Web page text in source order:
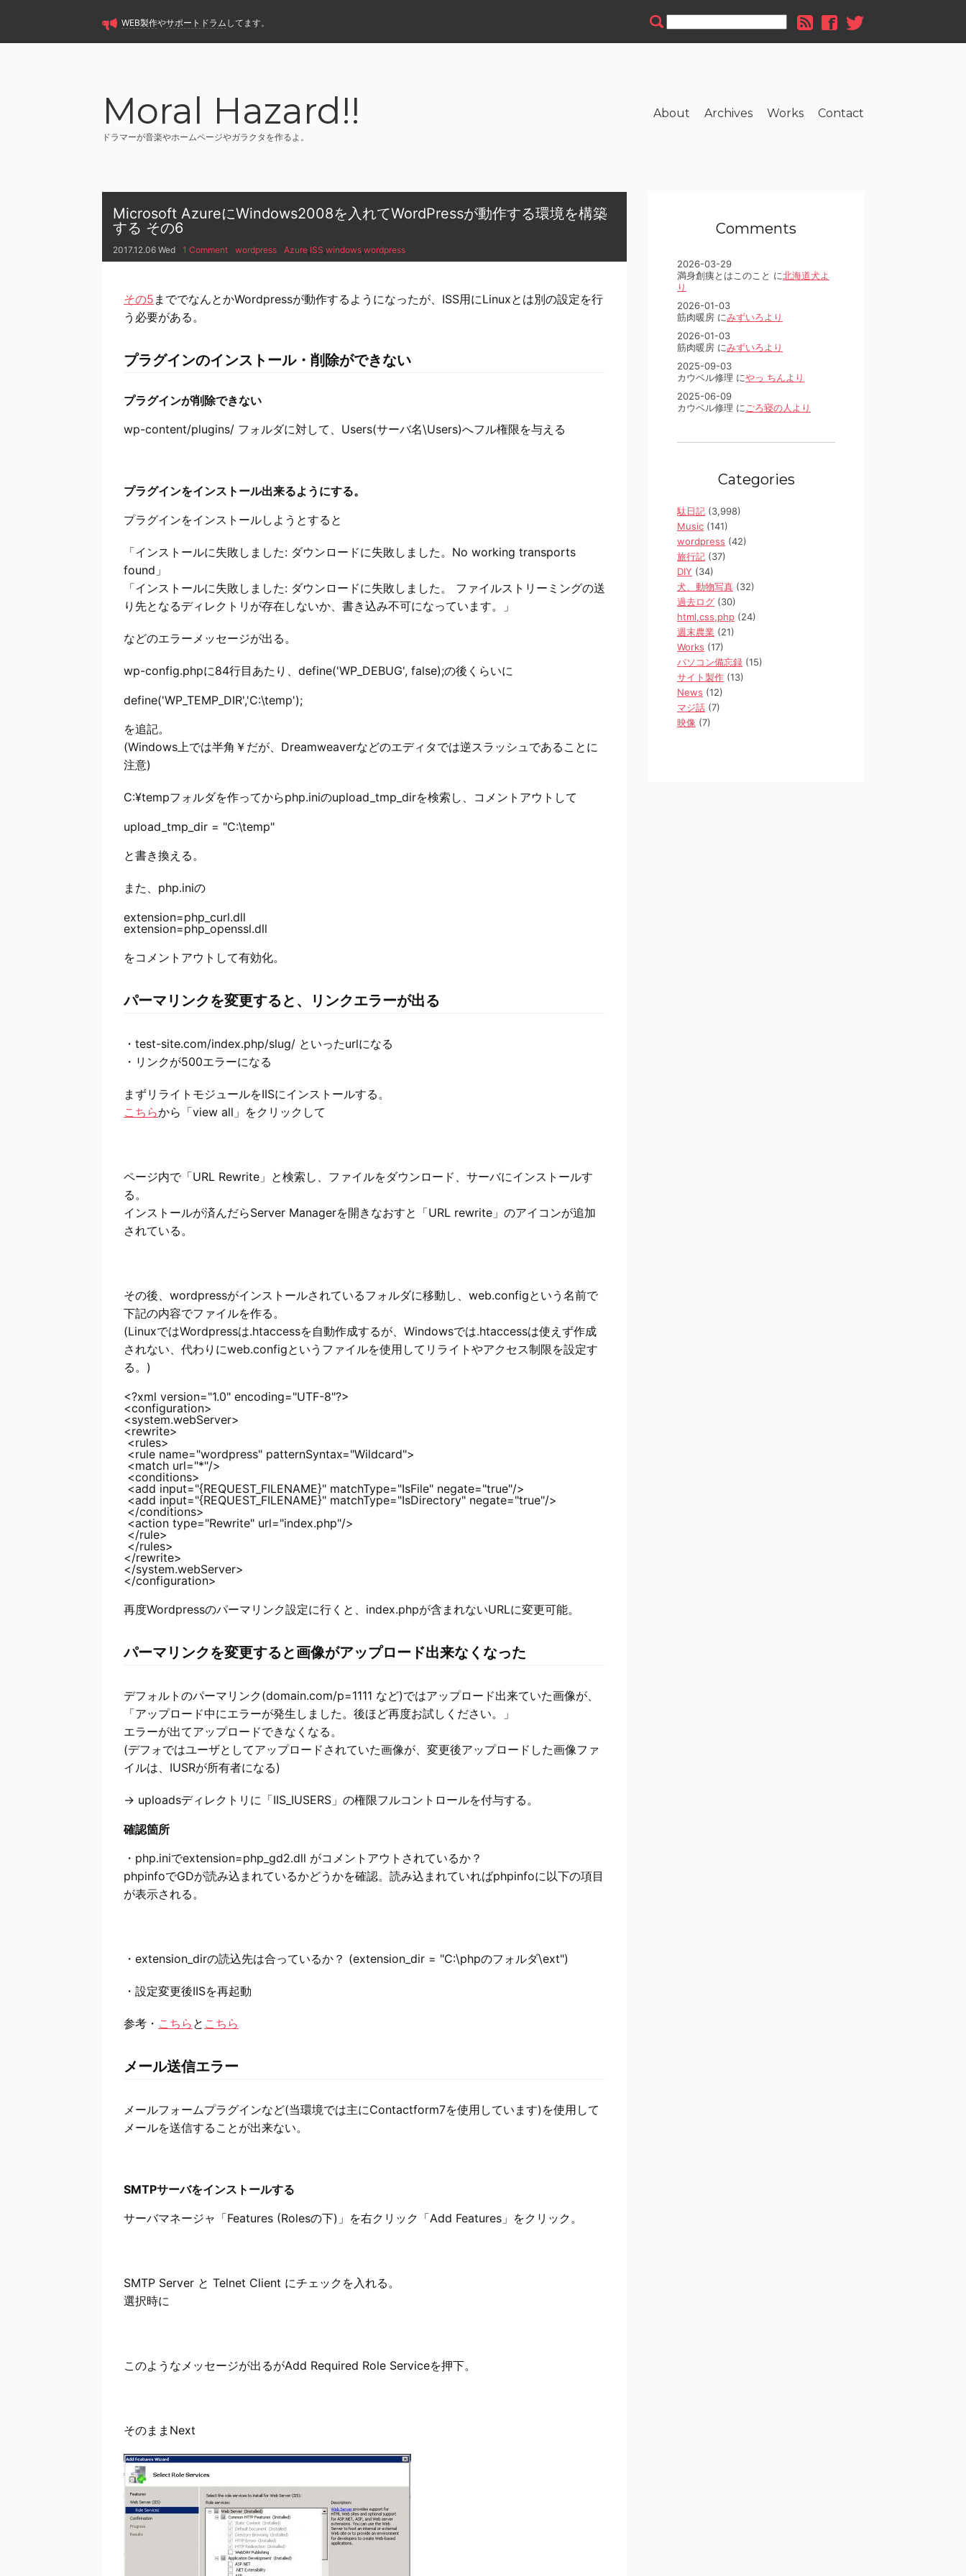
WEB製作やサポートドラム してます。
Moral Hazard!!
ドラマーが音楽やホームページやガラクタを作るよ。
About Archives Works Contact
Microsoft AzureにWindows2008を入れてWordPressが動作する環境を構築
する その6
2017.12.06 Wed 1 Comment wordpress Azure,ISS,windows,wordpress
その5 まででなんとかWordpressが動作するようになったが、ISS用にLinuxとは別の設定を行
う必要がある。
プラグインのインストール・削除ができない
プラグインが削除できない
wp-content/plugins/ フォルダに対して、Users(サーバ名\Users)へフル権限を与える
プラグインをインストール出来るようにする。
プラグインをインストールしようとすると
「インストールに失敗しました: ダウンロードに失敗しました。No working transports
found」
「インストールに失敗しました: ダウンロードに失敗しました。 ファイルストリーミングの送
り先となるディレクトリが存在しないか、書き込み不可になっています。」
などのエラーメッセージが出る。
wp-config.phpに84行目あたり、define('WP_DEBUG', false);の後くらいに
を追記。
(Windows上では半角￥だが、Dreamweaverなどのエディタでは逆スラッシュであることに
注意)
C:¥tempフォルダを作ってからphp.iniのupload_tmp_dirを検索し、コメントアウトして
と書き換える。
また、php.iniの
extension=php_curl.dll
をコメントアウトして有効化。
パーマリンクを変更すると、リンクエラーが出る
・test-site.com/index.php/slug/ といったurlになる
・リンクが500エラーになる
まずリライトモジュールをIISにインストールする。
こちらから「view all」をクリックして
ページ内で「URL Rewrite」と検索し、ファイルをダウンロード、サーバにインストールす
る。
インストールが済んだらServer Managerを開きなおすと「URL rewrite」のアイコンが追加
されている。
その後、wordpressがインストールされているフォルダに移動し、web.configという名前で
下記の内容でファイルを作る。
(LinuxではWordpressは.htaccessを自動作成するが、Windowsでは.htaccessは使えず作成
されない、代わりにweb.configというファイルを使用してリライトやアクセス制限を設定す
る。)
<?xml version="1.0" encoding="UTF-8"?>
<configuration>
<system.webServer>
<rewrite>
<rules>
<rule name="wordpress" patternSyntax="Wildcard">
<match url="*"/>
<conditions>
<add input="{REQUEST_FILENAME}" matchType="IsFile" negate="true"/>
<add input="{REQUEST_FILENAME}" matchType="IsDirectory" negate="true"/>
</conditions>
<action type="Rewrite" url="index.php"/>
</rule>
</rules>
</rewrite>
</system.webServer>
再度Wordpressのパーマリンク設定に行くと、index.phpが含まれないURLに変更可能。
パーマリンクを変更すると画像がアップロード出来なくなった
デフォルトのパーマリンク(domain.com/p=1111 など)ではアップロード出来ていた画像が、
「アップロード中にエラーが発生しました。後ほど再度お試しください。」
エラーが出てアップロードできなくなる。
(デフォではユーザとしてアップロードされていた画像が、変更後アップロードした画像ファ
イルは、IUSRが所有者になる)
→ uploadsディレクトリに「IIS_IUSERS」の権限フルコントロールを付与する。
確認箇所
・php.iniでextension=php_gd2.dll がコメントアウトされているか？
phpinfoでGDが読み込まれているかどうかを確認。読み込まれていればphpinfoに以下の項目
が表示される。
・extension_dirの読込先は合っているか？ (extension_dir = "C:\phpのフォルダ\ext")
・設定変更後IISを再起動
参考・ こちら と こちら
メール送信エラー
メールフォームプラグインなど(当環境では主にContactform7を使用しています)を使用して
メールを送信することが出来ない。
SMTPサーバをインストールする
サーバマネージャ「Features (Rolesの下)」を右クリック「Add Features」をクリック。
SMTP Server と Telnet Client にチェックを入れる。
選択時に
このようなメッセージが出るがAdd Required Role Serviceを押下。
そのままNext
Comments
2026-03-29
満身創痍とはこのこと に北海道犬よ
り
2026-01-03
筋肉暖房 にみずいろより
2026-01-03
筋肉暖房 にみずいろより
2025-09-03
カウベル修理 にやっ ちんより
2025-06-09
カウベル修理 に ごろ寝の人より
Categories
駄日記 (3,998)
Music (141)
wordpress (42)
旅行記 (37)
DIY (34)
犬、動物写真 (32)
過去ログ (30)
html,css,php (24)
週末農業 (21)
Works (17)
パソコン備忘録 (15)
サイト製作 (13)
News (12)
マジ話 (7)
映像 (7)